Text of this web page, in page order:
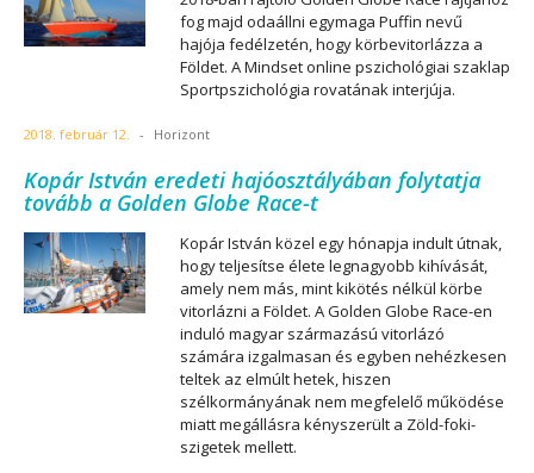
fog majd odaállni egymaga Puffin nevű
hajója fedélzetén, hogy körbevitorlázza a
Földet. A Mindset online pszichológiai szaklap
Sportpszichológia rovatának interjúja.
2018. február 12. - Horizont
Kopár István eredeti hajóosztályában folytatja
tovább a Golden Globe Race-t
Kopár István közel egy hónapja indult útnak,
hogy teljesítse élete legnagyobb kihívását,
amely nem más, mint kikötés nélkül körbe
vitorlázni a Földet. A Golden Globe Race-en
induló magyar származású vitorlázó
számára izgalmasan és egyben nehézkesen
teltek az elmúlt hetek, hiszen
szélkormányának nem megfelelő működése
miatt megállásra kényszerült a Zöld-foki-
szigetek mellett.